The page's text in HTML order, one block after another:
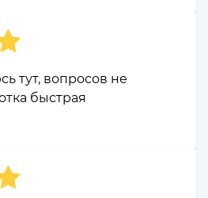
тут, вопросов не
быстрая